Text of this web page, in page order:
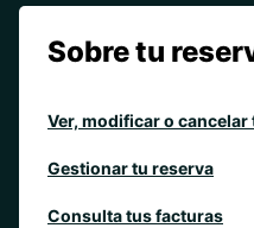
Sobre tu
Ver, modificar o cancelar
Gestionar tu reserva
Consulta tus facturas